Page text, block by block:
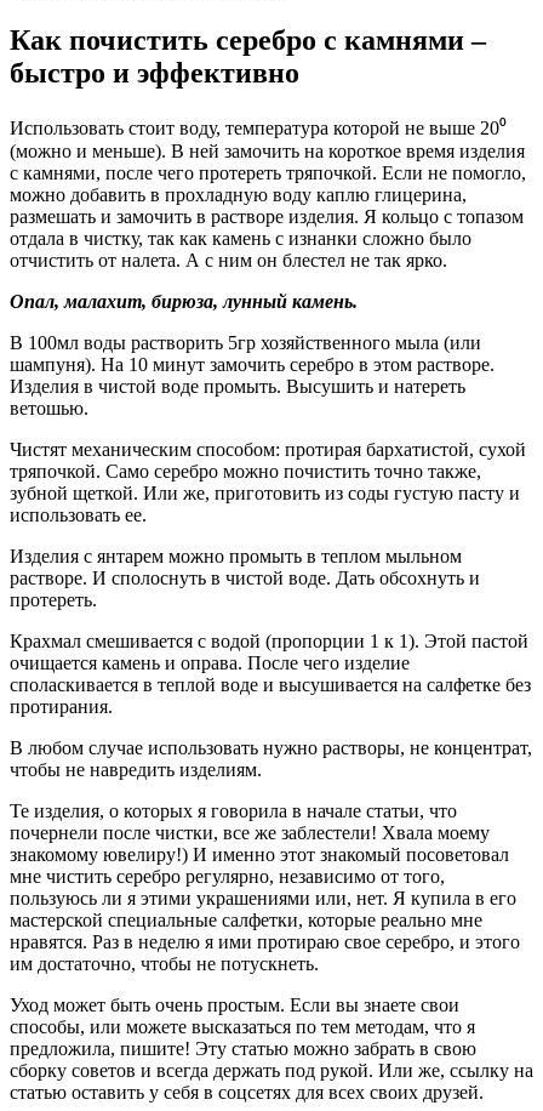
Как почистить серебро с камнями –
быстро и эффективно
Использовать стоит воду, температура которой не выше 20⁰
(можно и меньше). В ней замочить на короткое время изделия
с камнями, после чего протереть тряпочкой. Если не помогло,
можно добавить в прохладную воду каплю глицерина,
размешать и замочить в растворе изделия. Я кольцо с топазом
отдала в чистку, так как камень с изнанки сложно было
отчистить от налета. А с ним он блестел не так ярко.
Опал, малахит, бирюза, лунный камень.
В 100мл воды растворить 5гр хозяйственного мыла (или
шампуня). На 10 минут замочить серебро в этом растворе.
Изделия в чистой воде промыть. Высушить и натереть
ветошью.
Чистят механическим способом: протирая бархатистой, сухой
тряпочкой. Само серебро можно почистить точно также,
зубной щеткой. Или же, приготовить из соды густую пасту и
использовать ее.
Изделия с янтарем можно промыть в теплом мыльном
растворе. И сполоснуть в чистой воде. Дать обсохнуть и
протереть.
Крахмал смешивается с водой (пропорции 1 к 1). Этой пастой
очищается камень и оправа. После чего изделие
споласкивается в теплой воде и высушивается на салфетке без
протирания.
В любом случае использовать нужно растворы, не концентрат,
чтобы не навредить изделиям.
Те изделия, о которых я говорила в начале статьи, что
почернели после чистки, все же заблестели! Хвала моему
знакомому ювелиру!) И именно этот знакомый посоветовал
мне чистить серебро регулярно, независимо от того,
пользуюсь ли я этими украшениями или, нет. Я купила в его
мастерской специальные салфетки, которые реально мне
нравятся. Раз в неделю я ими протираю свое серебро, и этого
им достаточно, чтобы не потускнеть.
Уход может быть очень простым. Если вы знаете свои
способы, или можете высказаться по тем методам, что я
предложила, пишите! Эту статью можно забрать в свою
сборку советов и всегда держать под рукой. Или же, ссылку на
статью оставить у себя в соцсетях для всех своих друзей.